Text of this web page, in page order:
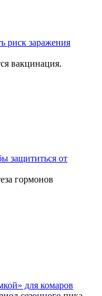
риск заражения
вакцинация.
защититься от
гормонов
для комаров